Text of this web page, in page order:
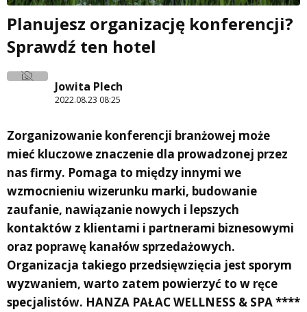
Planujesz organizację konferencji?
Sprawdź ten hotel
Jowita Plech
2022.08.23 08:25
Zorganizowanie konferencji branżowej może
mieć kluczowe znaczenie dla prowadzonej przez
nas firmy. Pomaga to między innymi we
wzmocnieniu wizerunku marki, budowanie
zaufanie, nawiązanie nowych i lepszych
kontaktów z klientami i partnerami biznesowymi
oraz poprawę kanałów sprzedażowych.
Organizacja takiego przedsięwzięcia jest sporym
wyzwaniem, warto zatem powierzyć to w ręce
specjalistów. HANZA PAŁAC WELLNESS & SPA ****